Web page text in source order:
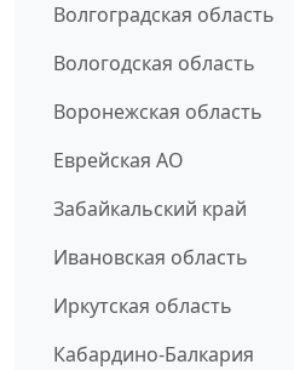
Волгоградская область
Вологодская область
Воронежская область
Еврейская АО
Забайкальский край
Ивановская область
Иркутская область
Кабардино-Балкария